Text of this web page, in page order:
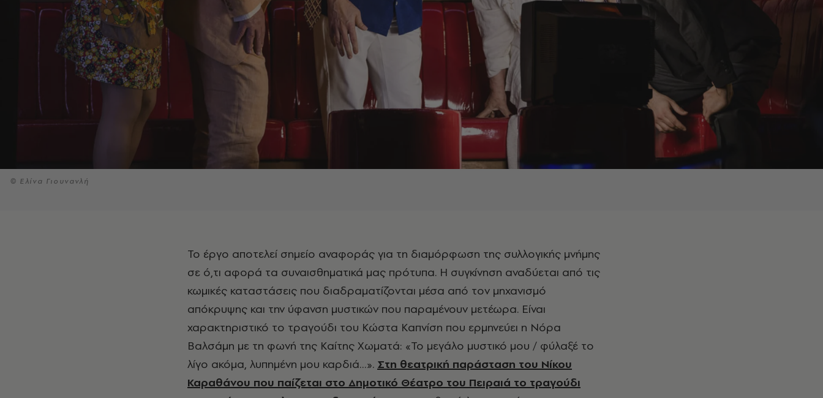
© Ελίνα Γιουνανλή
Το έργο αποτελεί σημείο αναφοράς για τη διαμόρφωση της συλλογικής μνήμης
σε ό,τι αφορά τα συναισθηματικά μας πρότυπα. Η συγκίνηση αναδύεται από τις
κωμικές καταστάσεις που διαδραματίζονται μέσα από τον μηχανισμό
απόκρυψης και την ύφανση μυστικών που παραμένουν μετέωρα. Είναι
χαρακτηριστικό το τραγούδι του Κώστα Καπνίση που ερμηνεύει η Νόρα
Βαλσάμη με τη φωνή της Καίτης Χωματά: «Το μεγάλο μυστικό μου / φύλαξέ το
λίγο ακόμα, λυπημένη μου καρδιά…». Στη θεατρική παράσταση του Νίκου
Καραθάνου που παίζεται στο Δημοτικό Θέατρο του Πειραιά το τραγούδι